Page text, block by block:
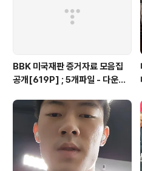
BBK 미국재판 증거자료 모음집
공개[619P] ; 5개파일 - 다운로